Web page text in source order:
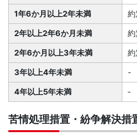
1年6か月以上2年未満
2年以上2年6か月未満
2年6か月以上3年未満
3年以上4年未満
-
4年以上5年未満
‐
苦情処理措置・紛争解決措